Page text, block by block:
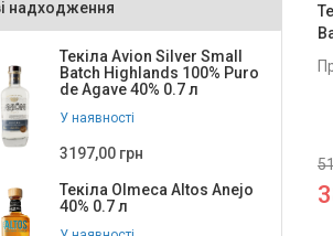
Olmeca
Padre Azul
PATRON
Rooster
Se Busca
надходження
Текіла Avion Silver Small
Batch Highlands 100% Puro
de Agave 40% 0.7 л
У наявності
3197,00 грн
Текіла Olmeca Altos Anejo
40% 0.7 л